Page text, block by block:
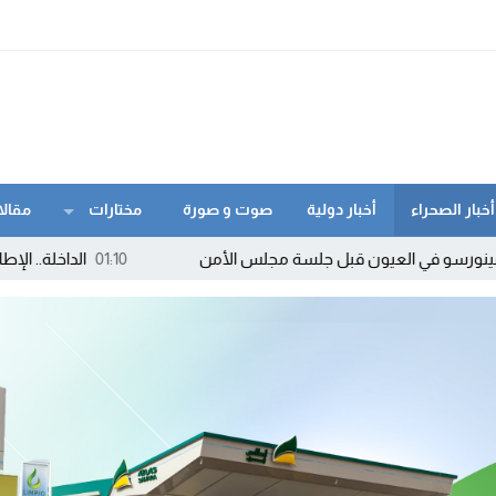
أخبار الصحراء أخبار دولية صوت و صورة مختارات
01:10 الداخلة.. الإطاحة بمروج العيون قبل جلسة مجلس الأمن